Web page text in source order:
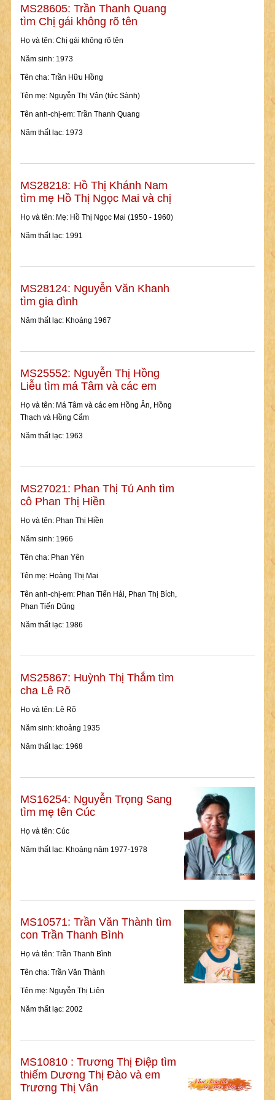
MS28605: Trần Thanh Quang
tìm Chị gái không rõ tên
Họ và tên: Chị gái không rõ tên
Năm sinh: 1973
Tên cha: Trần Hữu Hồng
Tên mẹ: Nguyễn Thị Vân (tức Sành)
Tên anh-chị-em: Trần Thanh Quang
Năm thất lạc: 1973
MS28218: Hồ Thị Khánh Nam
tìm mẹ Hồ Thị Ngọc Mai và chị
Họ và tên: Mẹ: Hồ Thị Ngọc Mai (1950 - 1960)
Năm thất lạc: 1991
MS28124: Nguyễn Văn Khanh
tìm gia đình
Năm thất lạc: Khoảng 1967
MS25552: Nguyễn Thị Hồng
Liễu tìm má Tâm và các em
Họ và tên: Má Tâm và các em Hồng Ân, Hồng
Thạch và Hồng Cẩm
Năm thất lạc: 1963
MS27021: Phan Thị Tú Anh tìm
cô Phan Thị Hiền
Họ và tên: Phan Thị Hiền
Năm sinh: 1966
Tên cha: Phan Yên
Tên mẹ: Hoàng Thị Mai
Tên anh-chị-em: Phan Tiến Hải, Phan Thị Bích,
Phan Tiến Dũng
Năm thất lạc: 1986
MS25867: Huỳnh Thị Thắm tìm
cha Lê Rõ
Họ và tên: Lê Rõ
Năm sinh: khoảng 1935
Năm thất lạc: 1968
MS16254: Nguyễn Trọng Sang
tìm mẹ tên Cúc
Họ và tên: Cúc
Năm thất lạc: Khoảng năm 1977-1978
MS10571: Trần Văn Thành tìm
con Trần Thanh Bình
Họ và tên: Trần Thanh Bình
Tên cha: Trần Văn Thành
Tên mẹ: Nguyễn Thị Liên
Năm thất lạc: 2002
MS10810 : Trương Thị Điệp tìm
thiếm Dương Thị Đào và em
Trương Thị Vân